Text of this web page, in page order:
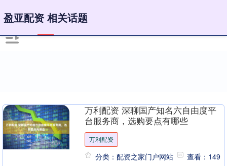
盈亚配资 相关话题
万利配资 深聊国产知名六自由度平
台服务商，选购要点有哪些
万利配资
分类：配资之家门户网站 查看：149